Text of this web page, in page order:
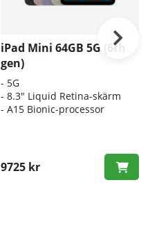
iPad Mini 64GB 5G (6th
gen)
- 5G
- 8.3" Liquid Retina-skärm
- A15 Bionic-processor
9725 kr